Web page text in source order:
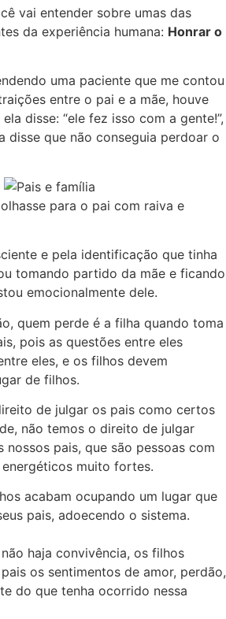
vai entender sobre umas das
da experiência humana: Honrar o
uma paciente que me contou
entre o pai e a mãe, houve
disse: “ele fez isso com a gente!”,
disse que não conseguia perdoar o
para o pai com raiva e
e pela identificação que tinha
tomando partido da mãe e ficando
emocionalmente dele.
quem perde é a filha quando toma
pois as questões entre eles
eles, e os filhos devem
de filhos.
de julgar os pais como certos
não temos o direito de julgar
nossos pais, que são pessoas com
muito fortes.
acabam ocupando um lugar que
pais, adoecendo o sistema.
haja convivência, os filhos
os sentimentos de amor, perdão,
do que tenha ocorrido nessa